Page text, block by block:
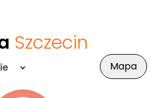
Szczecin
Mapa